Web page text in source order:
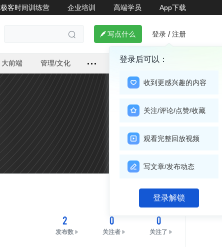
极客时间训练营 企业培训 高端学员 App下载
  写点什么 登录 / 注册
登录后可以：
收到更感兴趣的内容
关注/评论/点赞/收藏
观看完整回放视频
写文章/发布动态
登录解锁
大前端 管理/文化
关注
2
发布数
0
关注者
0
关注了